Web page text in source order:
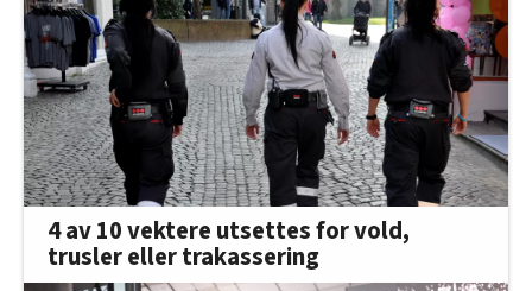
4 av 10 vektere utsettes for vold,
trusler eller trakassering